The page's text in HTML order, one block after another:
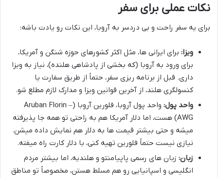
نکات عملی برای سفر
برای یه سفر راحت و بی دردسر به آروبا، این نکات رو یادت باشه:
ویزا: برای ایرانی ها، مثل اکثر کشورهای حوزه شنگن و آمریکا،
برای ورود به آروبا (که بخشی از پادشاهی هلنده)، نیاز به ویزا
داری. قبل از برنامه ریزی سفر، حتماً از طریق سفارت یا
کنسولگری هلند، از آخرین قوانین ویزا و مدارک لازم مطلع شو.
واحد پول:
واحد پول آروبا، فلورین آروبا (Aruban Florin –
AWG) هست، اما دلار آمریکا هم به راحتی تو همه جا پذیرفته
میشه و حتی بیشتر قیمت ها به دلار هم نمایش داده میشن.
نیازی نیست حتماً فلورین تهیه کنی، با دلار کارت راه میفته.
زبان: زبان های رسمی پاپیامنتو و هلندیه، اما بیشتر مردم
انگلیسی و اسپانیایی رو هم مسلط هستن، مخصوصاً تو مناطق